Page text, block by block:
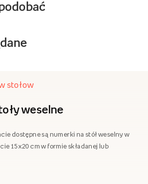
stołow
weselne
dostępne są numerki na stół weselny w
15x20 cm w formie składanej lub